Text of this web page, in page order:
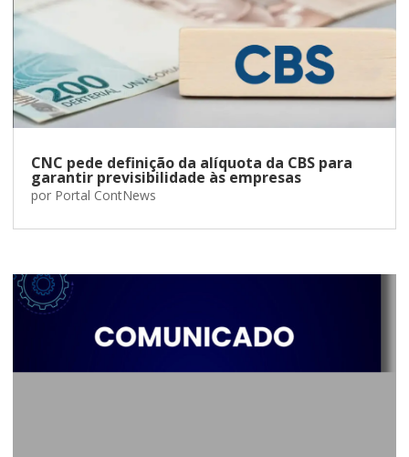
CNC pede definição da alíquota da CBS para
garantir previsibilidade às empresas
por Portal ContNews